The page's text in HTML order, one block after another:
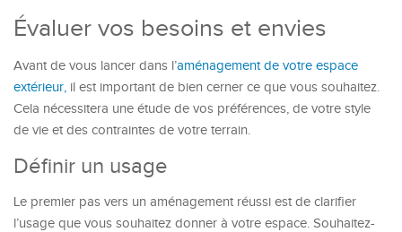
Évaluer vos besoins et envies
Avant de vous lancer dans l’aménagement de votre espace
extérieur, il est important de bien cerner ce que vous souhaitez.
Cela nécessitera une étude de vos préférences, de votre style
de vie et des contraintes de votre terrain.
Définir un usage
Le premier pas vers un aménagement réussi est de clarifier
l’usage que vous souhaitez donner à votre espace. Souhaitez-